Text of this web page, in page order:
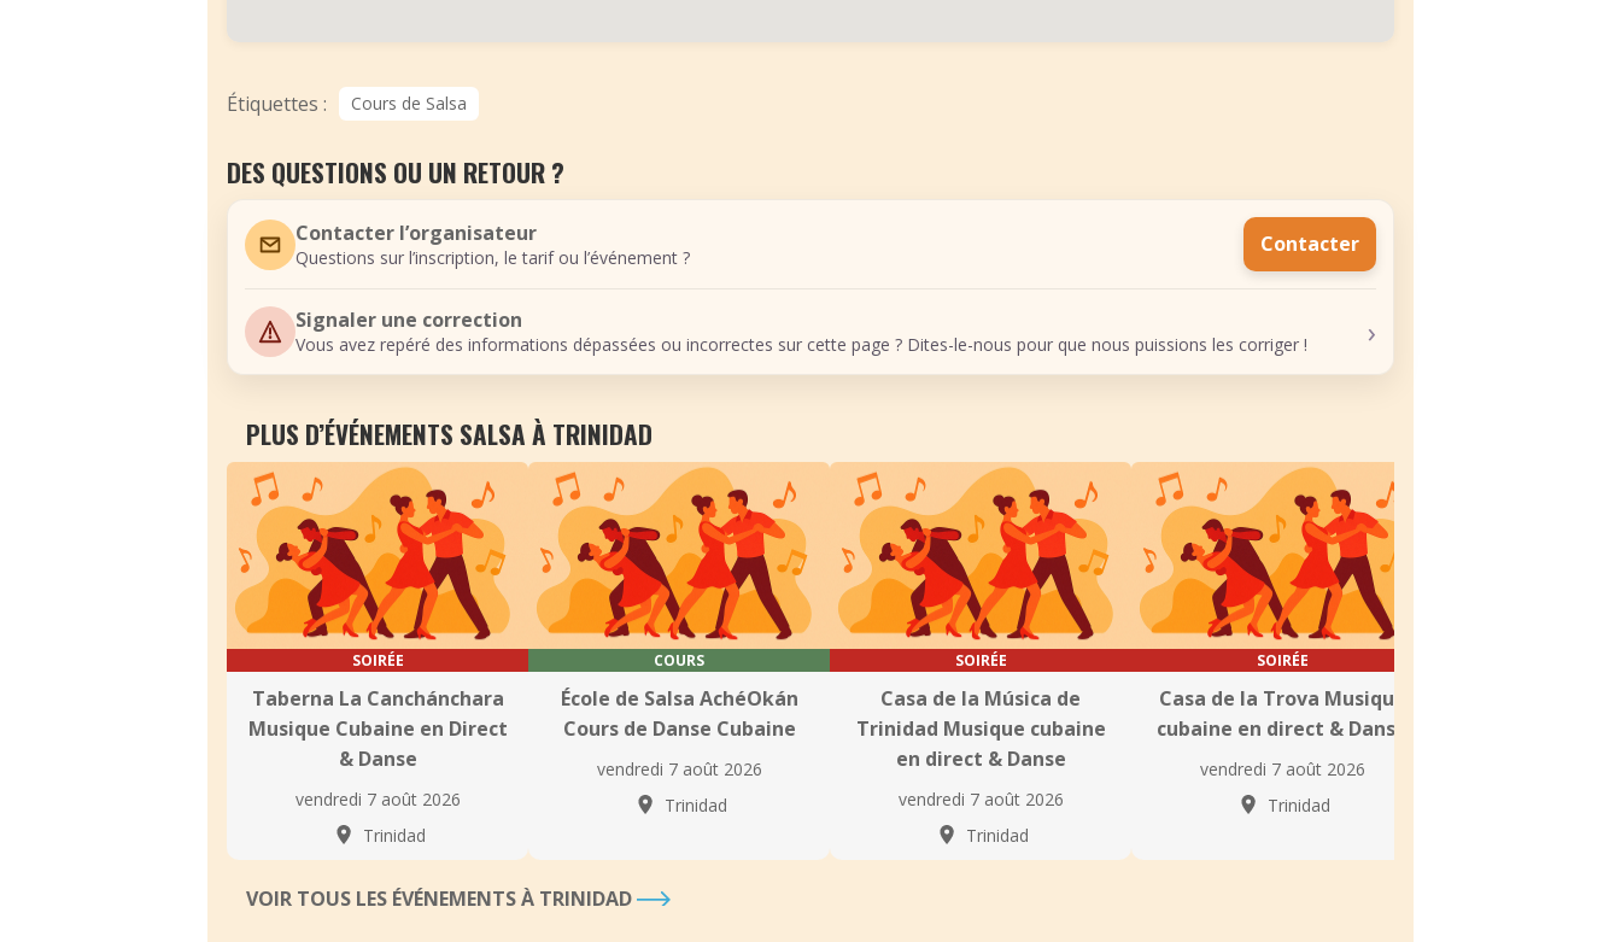
Étiquettes : Cours de Salsa
DES QUESTIONS OU UN RETOUR ?
Contacter l’organisateur
Questions sur l’inscription, le tarif ou l’événement ? Contacter
Signaler une correction
Vous avez repéré des informations dépassées ou incorrectes sur cette page ? Dites-le-nous pour que nous puissions les corriger ! ›
PLUS D’ÉVÉNEMENTS SALSA À TRINIDAD
SOIRÉE
Taberna La Canchánchara
Musique Cubaine en Direct
& Danse
vendredi 7 août 2026
Trinidad
COURS
École de Salsa AchéOkán
Cours de Danse Cubaine
vendredi 7 août 2026
Trinidad
SOIRÉE
Casa de la Música de
Trinidad Musique cubaine
en direct & Danse
vendredi 7 août 2026
Trinidad
SOIRÉE
Casa de la Trova Musique
cubaine en direct & Danse
vendredi 7 août 2026
Trinidad
VOIR TOUS LES ÉVÉNEMENTS À TRINIDAD